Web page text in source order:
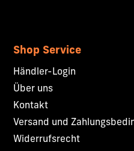
Shop Service
Händler-Login
Über uns
Kontakt
Versand und
Widerrufsrecht